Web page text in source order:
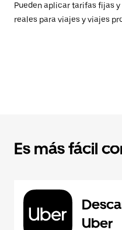
Pueden aplicar tarifas fijas
reales para viajes y viajes
Es más fácil
Uber